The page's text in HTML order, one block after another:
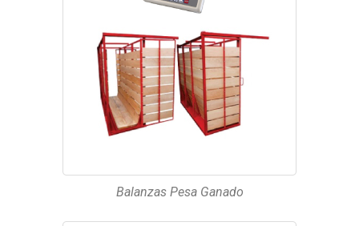
Balanzas Pesa Ganado